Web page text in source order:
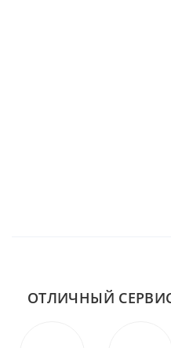
ОТЛИЧНЫЙ